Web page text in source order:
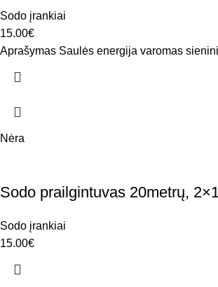
Sodo įrankiai
15.00€
Aprašymas Saulės energija varomas
Nėra
Sodo prailgintuvas 20metrų,
Sodo įrankiai
15.00€